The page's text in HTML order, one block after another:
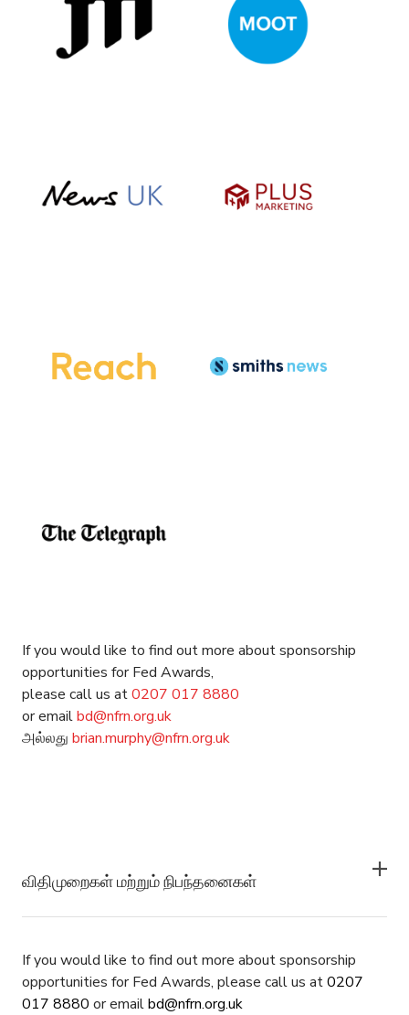
If you would like to find out more about sponsorship
opportunities for Fed Awards,
please call us at0207 017 8880
or emailbd@nfrn.org.uk
அல்லது brian.murphy@nfrn.org.uk
விதிமுறைகள் மற்றும் நிபந்தனைகள்
If you would like to find out more about sponsorship
opportunities for Fed Awards, please call us at0207
017 8880 or emailbd@nfrn.org.uk